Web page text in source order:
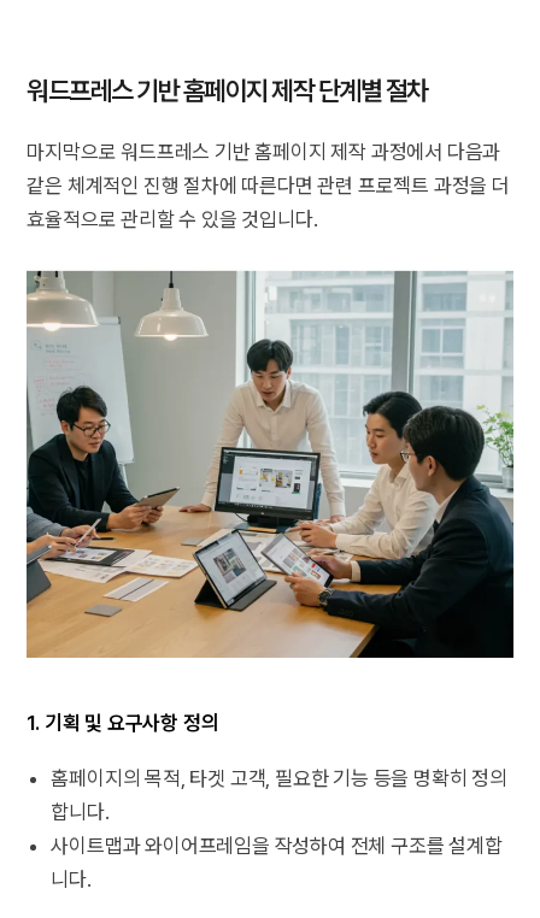
워드프레스 기반 홈페이지 제작 단계별 절차
마지막으로 워드프레스 기반 홈페이지 제작 과정에서 다음과
같은 체계적인 진행 절차에 따른다면 관련 프로젝트 과정을 더
효율적으로 관리할 수 있을 것입니다.
1. 기획 및 요구사항 정의
홈페이지의 목적, 타겟 고객, 필요한 기능 등을 명확히 정의
합니다.
사이트맵과 와이어프레임을 작성하여 전체 구조를 설계합
니다.